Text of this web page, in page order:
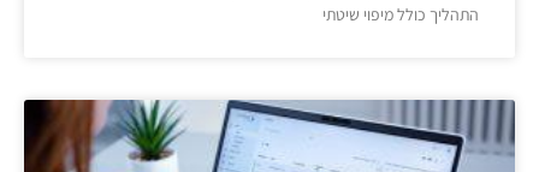
התהליך כולל מיפוי שיטתי